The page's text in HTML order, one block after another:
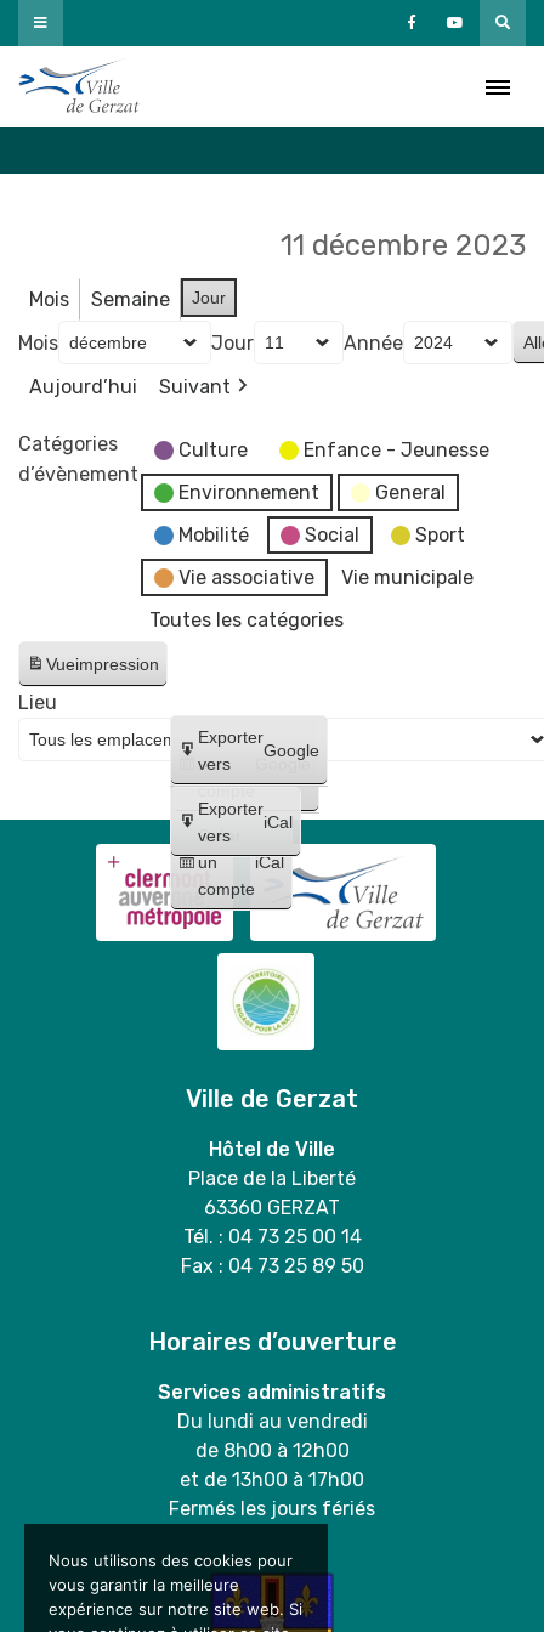
Passer
au
contenu
11 décembre 2023
Mois Semaine Jour
Mois Jour
Année
Aujourd’hui
Suivant
Catégories
d’évènement
Culture
Enfance - Jeunesse
Environnement
General
Mobilité
Social
Sport
Vie associative
Vie municipale
Toutes les catégories
Vueimpression
Créer
un
compte
Google
Créer
un
compte
iCal
Exporter
vers
Google
Exporter
vers
iCal
Lieu
Ville de Gerzat
Hôtel de Ville
Place de la Liberté
63360 GERZAT
Tél. : 04 73 25 00 14
Fax : 04 73 25 89 50
Horaires d’ouverture
Services administratifs
Du lundi au vendredi
de 8h00 à 12h00
et de 13h00 à 17h00
Fermés les jours fériés
Nous utilisons des cookies pour
vous garantir la meilleure
expérience sur notre site web. Si